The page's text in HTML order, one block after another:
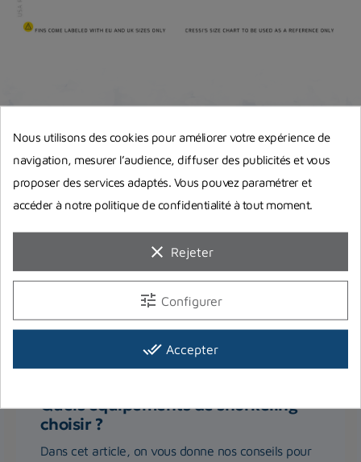
Guides d'achat
Quels équipements de snorkeling
choisir ?
Dans cet article, on vous donne nos conseils pour
Nous utilisons des cookies pour améliorer votre expérience de
navigation, mesurer l’audience, diffuser des publicités et vous
proposer des services adaptés. Vous pouvez paramétrer et
accéder à notre politique de confidentialité à tout moment.
clear Rejeter
tune Configurer
done_all Accepter